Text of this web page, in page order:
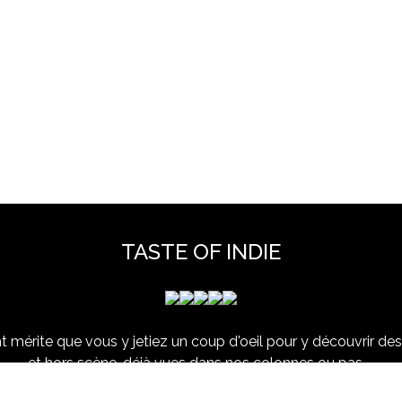
TASTE OF INDIE
que vous y jetiez un coup d'oeil pour y découvrir
et hors scène, déjà vues dans nos colonnes ou pas ...